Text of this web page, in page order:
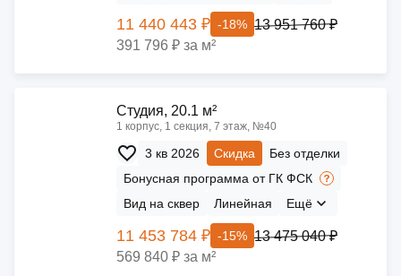
11 440 443 ₽ -18% 13 951 760 ₽
391 796 ₽ за м²
Cтудия, 20.1 м²
1 корпус, 1 секция, 7 этаж, №40
3 кв 2026 Скидка
Без отделки
Бонусная программа от ГК ФСК
Вид на сквер
Линейная Ещё
11 453 784 ₽ -15% 13 475 040 ₽
569 840 ₽ за м²